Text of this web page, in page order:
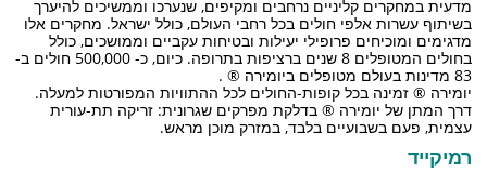
מדעית במחקרים קליניים נרחבים ומקיפים, שנערכו וממשיכים להיערך
בשיתוף עשרות אלפי חולים בכל רחבי העולם, כולל ישראל. מחקרים אלו
מדגימים ומוכיחים פרופילי יעילות ובטיחות עקביים וממושכים, כולל
בחולים המטופלים 8 שנים ברציפות בתרופה. כיום, כ- 500,000 חולים ב-
83 מדינות בעולם מטופלים ביומירה ® .
יומירה ® זמינה בכל קופות-החולים לכל ההתוויות המפורטות למעלה.
דרך המתן של יומירה ® בדלקת מפרקים שגרונית: זריקה תת-עורית
עצמית, פעם בשבועיים בלבד, במזרק מוכן מראש.
רמיקייד